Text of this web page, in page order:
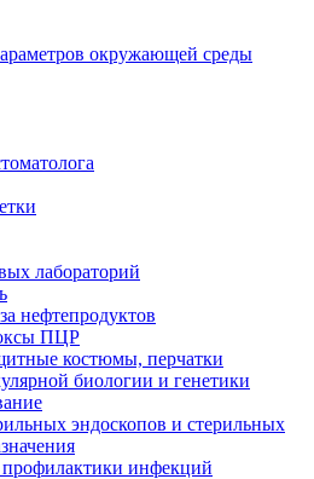
окружающей среды
лабораторий
нефтепродуктов
ПЦР
костюмы, перчатки
биологии и генетики
эндоскопов и стерильных
инфекций